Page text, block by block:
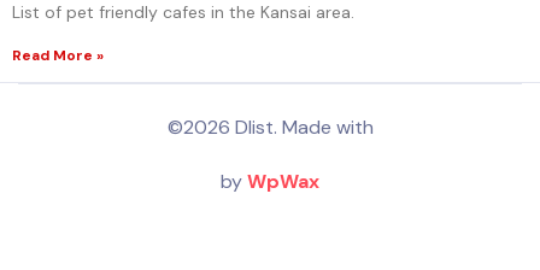
List of pet friendly cafes in the Kansai area.
Read More »
©2026 Dlist. Made with
byWpWax